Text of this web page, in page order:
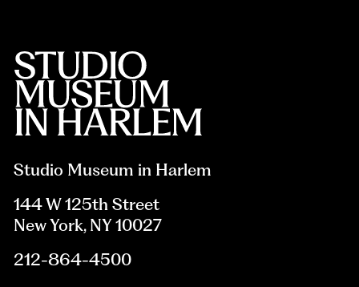
Studio Museum in Harlem
144 W 125th Street
New York, NY 10027
212-864-4500